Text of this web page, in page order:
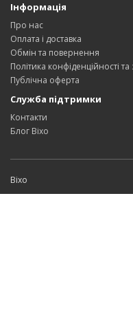
Інформація
Про нас
Оплата і доставка
Обмін та повернення
Політика конфіденційності
Публічна оферта
Служба підтримки
Контакти
Блог Bixo
Bixo